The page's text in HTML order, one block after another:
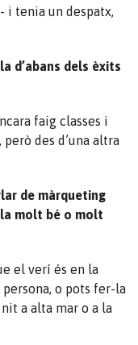
i tenia un despatx,
d’abans dels èxits
faig classes i
des d’una altra
de màrqueting
molt bé o molt
el verí és en la
o pots fer-la
a alta mar o a la